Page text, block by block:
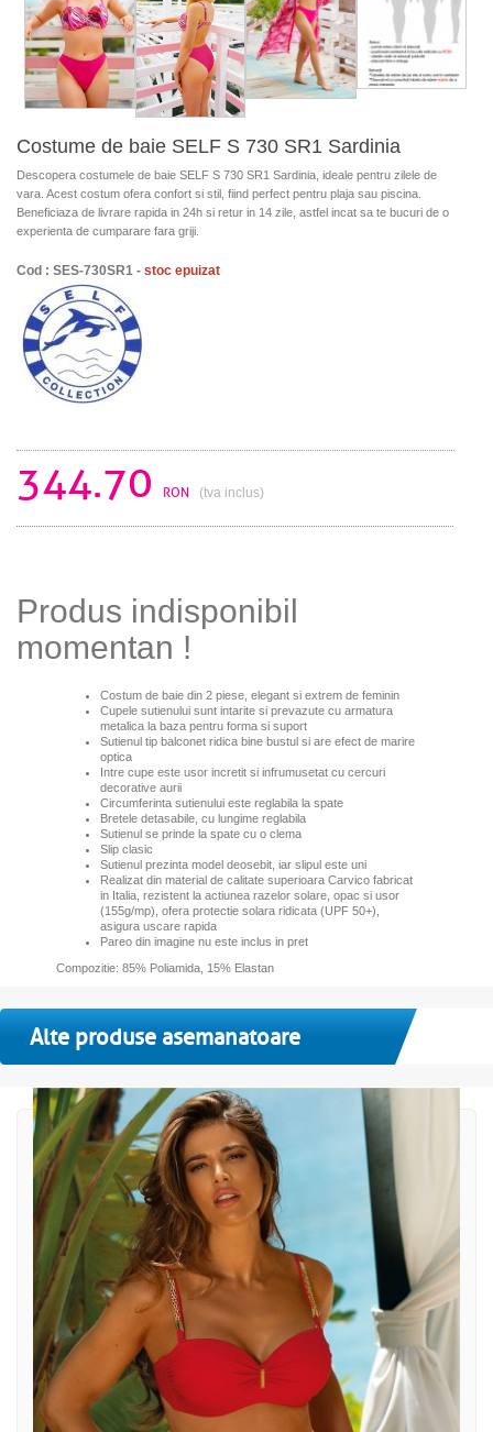
Costume de baie SELF S 730 SR1 Sardinia
Descopera costumele de baie SELF S 730 SR1 Sardinia, ideale pentru zilele de
vara. Acest costum ofera confort si stil, fiind perfect pentru plaja sau piscina.
Beneficiaza de livrare rapida in 24h si retur in 14 zile, astfel incat sa te bucuri de o
experienta de cumparare fara griji.
Cod : SES-730SR1 - stoc epuizat
344.70 RON (tva inclus)
Produs indisponibil
momentan !
Costum de baie din 2 piese, elegant si extrem de feminin
Cupele sutienului sunt intarite si prevazute cu armatura
metalica la baza pentru forma si suport
Sutienul tip balconet ridica bine bustul si are efect de marire
optica
Intre cupe este usor incretit si infrumusetat cu cercuri
decorative aurii
Circumferinta sutienului este reglabila la spate
Bretele detasabile, cu lungime reglabila
Sutienul se prinde la spate cu o clema
Slip clasic
Sutienul prezinta model deosebit, iar slipul este uni
Realizat din material de calitate superioara Carvico fabricat
in Italia, rezistent la actiunea razelor solare, opac si usor
(155g/mp), ofera protectie solara ridicata (UPF 50+),
asigura uscare rapida
Pareo din imagine nu este inclus in pret
Compozitie: 85% Poliamida, 15% Elastan
Alte produse asemanatoare